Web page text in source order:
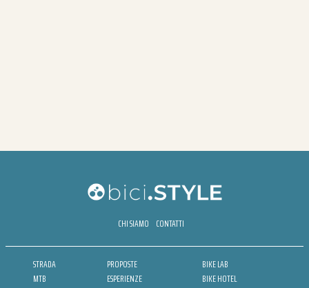
CHI SIAMO CONTATTI
STRADA
MTB
PROPOSTE
ESPERIENZE
BIKE LAB
BIKE HOTEL